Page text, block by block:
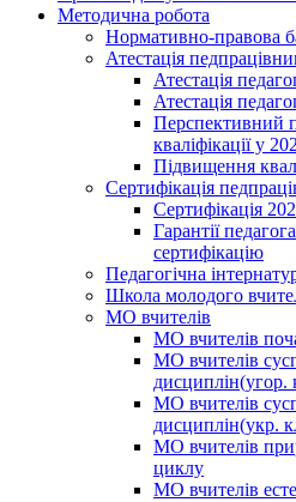
Методична робота
Нормативно-правова
Атестація
Атестація
Атестація
Перспективний
кваліфікації у
Підвищення
Сертифікація
Сертифікація
Гарантії
сертифікацію
Педагогічна
Школа молодого
МО вчителів
МО вчителів
МО вчителів
дисциплін(угор.
МО вчителів
дисциплін(укр.
МО вчителів
циклу
МО вчителів